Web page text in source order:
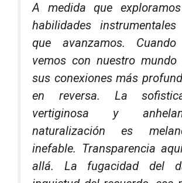
A medida que
habilidades instrumentales
que avanzamos.
vemos con nuestro
sus conexiones más
en reversa. La
vertiginosa y
naturalización es
inefable. Transparencia
allá. La fugacidad del